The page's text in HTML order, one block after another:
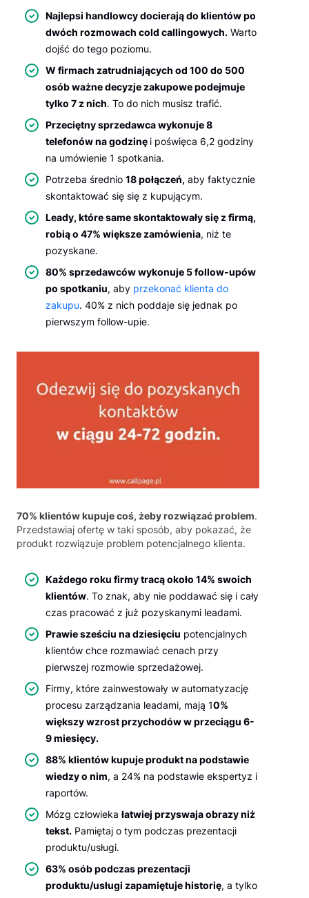
Najlepsi handlowcy docierają do klientów po
dwóch rozmowach cold callingowych. Warto
dojść do tego poziomu.
W firmach zatrudniających od 100 do 500
osób ważne decyzje zakupowe podejmuje
tylko 7 z nich. To do nich musisz trafić.
Przeciętny sprzedawca wykonuje 8
telefonów na godzinę i poświęca 6,2 godziny
na umówienie 1 spotkania.
Potrzeba średnio 18 połączeń, aby faktycznie
skontaktować się się z kupującym.
Leady, które same skontaktowały się z firmą,
robią o 47% większe zamówienia, niż te
pozyskane.
80% sprzedawców wykonuje 5 follow-upów
po spotkaniu, aby przekonać klienta do
zakupu. 40% z nich poddaje się jednak po
pierwszym follow-upie.
70% klientów kupuje coś, żeby rozwiązać problem.
Przedstawiaj ofertę w taki sposób, aby pokazać, że
produkt rozwiązuje problem potencjalnego klienta.
Każdego roku firmy tracą około 14% swoich
klientów. To znak, aby nie poddawać się i cały
czas pracować z już pozyskanymi leadami.
Prawie sześciu na dziesięciu potencjalnych
klientów chce rozmawiać cenach przy
pierwszej rozmowie sprzedażowej.
Firmy, które zainwestowały w automatyzację
procesu zarządzania leadami, mają 10%
większy wzrost przychodów w przeciągu 6-
9 miesięcy.
88% klientów kupuje produkt na podstawie
wiedzy o nim, a 24% na podstawie ekspertyz i
raportów.
Mózg człowieka łatwiej przyswaja obrazy niż
tekst. Pamiętaj o tym podczas prezentacji
produktu/usługi.
63% osób podczas prezentacji
produktu/usługi zapamiętuje historię, a tylko